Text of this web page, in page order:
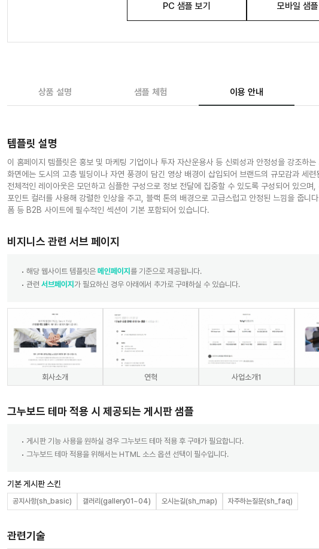
PC 샘플 보기 모바일 샘플
상품 설명 샘플 체험 이용 안내
템플릿 설명
이 홈페이지 템플릿은 홍보 및 마케팅 기업이나 투자 자산운용사 등 신뢰성과 안정성을 강조하
화면에는 도시의 고층 빌딩이나 자연 풍경이 담긴 영상 배경이 삽입되어 브랜드의 규모감과 세련
전체적인 레이아웃은 모던하고 심플한 구성으로 정보 전달에 집중할 수 있도록 구성되어 있으
포인트 컬러를 사용해 강렬한 인상을 주고, 블랙 톤의 배경으로 고급스럽고 안정된 느낌을 줍니
폼 등 B2B 사이트에 필수적인 섹션이 기본 포함되어 있습니다.
비지니스 관련 서브 페이지
해당 웹사이트 템플릿은 메인페이지 를 기준으로 제공됩니다.
관련 서브페이지 가 필요하신 경우 아래에서 추가로 구매하실 수 있습니다.
회사소개 연혁 사업소개1
그누보드 테마 적용 시 제공되는 게시판 샘플
게시판 기능 사용을 원하실 경우 그누보드 테마 적용 후 구매가 필요합니다.
그누보드 테마 적용을 위해서는 HTML 소스 옵션 선택이 필수입니다.
기본 게시판 스킨
공지사항(sh_basic) 갤러리(gallery01~04) 오시는길(sh_map) 자주하는질문(sh_faq)
관련기술